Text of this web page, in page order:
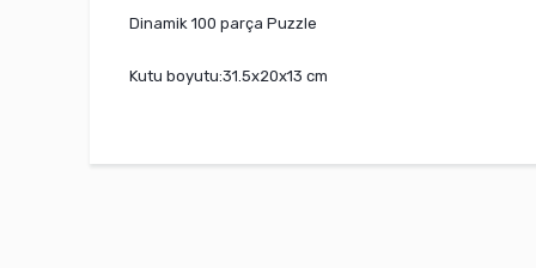
Dinamik 100 parça Puzzle
Kutu boyutu:31.5x20x13 cm